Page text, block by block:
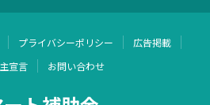
プライバシーポリシー
広告掲載
宣言
お問い合わせ